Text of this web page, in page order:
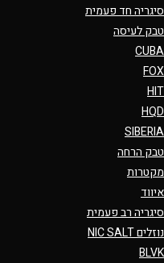
סיגריה חד פעמית
טבק לעיסה
CUBA
FOX
HIT
HQD
SIBERIA
טבק הרחה
מקטרות
איווד
סיגריה רב פעמית
נוזלים NIC SALT
BLVK